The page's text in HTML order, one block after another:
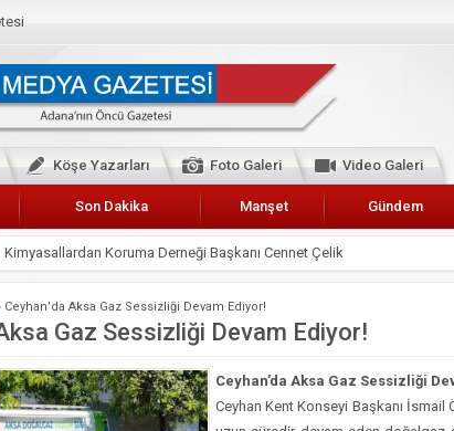
Köşe Yazarları Foto Galeri Video Galeri
Son Dakika Manşet Gündem
Başkan Güler’den Başkan Karalar’a hizmet çağrısı
Lokantacılar ve Kebapçılar Esnaf Odası Başkanı Şefik Arslan
Hak-İş Abdurrahman Yücel
HDP İL BİNASININ ÖNÜNDE ANNELER TARİH YAZIYORLAR
CEYHAN TİCARET ODASI
Hainler emellerine asla erişemeyecekler
Ceyhan’da Aksa Gaz Sessizliği Devam Ediyor!
Gaz Sessizliği Devam Ediyor!
Ceyhan’da Aksa Gaz Sessizliği
Ceyhan Kent Konseyi Başkanı İsmail